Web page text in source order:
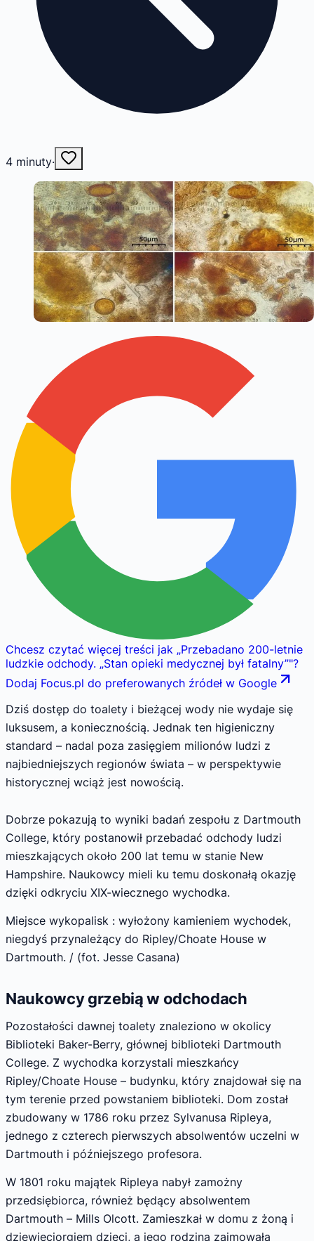
4 minuty·
Chcesz czytać więcej treści jak „Przebadano 200-letnie
ludzkie odchody. „Stan opieki medycznej był fatalny”"?
Dodaj Focus.pl do preferowanych źródeł w Google
Dziś dostęp do toalety i bieżącej wody nie wydaje się
luksusem, a koniecznością. Jednak ten higieniczny
standard – nadal poza zasięgiem milionów ludzi z
najbiedniejszych regionów świata – w perspektywie
historycznej wciąż jest nowością.
Dobrze pokazują to wyniki badań zespołu z Dartmouth
College, który postanowił przebadać odchody ludzi
mieszkających około 200 lat temu w stanie New
Hampshire. Naukowcy mieli ku temu doskonałą okazję
dzięki odkryciu XIX-wiecznego wychodka.
Miejsce wykopalisk : wyłożony kamieniem wychodek,
niegdyś przynależący do Ripley/Choate House w
Dartmouth. / (fot. Jesse Casana)
Naukowcy grzebią w odchodach
Pozostałości dawnej toalety znaleziono w okolicy
Biblioteki Baker-Berry, głównej biblioteki Dartmouth
College. Z wychodka korzystali mieszkańcy
Ripley/Choate House – budynku, który znajdował się na
tym terenie przed powstaniem biblioteki. Dom został
zbudowany w 1786 roku przez Sylvanusa Ripleya,
jednego z czterech pierwszych absolwentów uczelni w
Dartmouth i późniejszego profesora.
W 1801 roku majątek Ripleya nabył zamożny
przedsiębiorca, również będący absolwentem
Dartmouth – Mills Olcott. Zamieszkał w domu z żoną i
dziewięciorgiem dzieci, a jego rodzina zajmowała